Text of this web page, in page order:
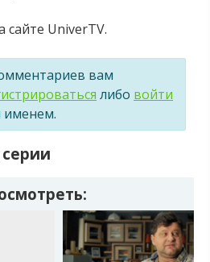
UniverTV.
вам
либо войти
именем.